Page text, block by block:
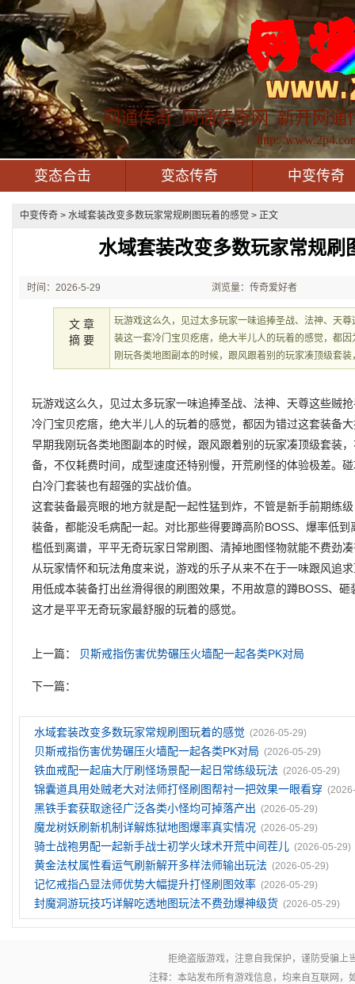
网通传奇_网通传奇网_新开网通
http://
变态合击 变态传奇 中变传奇
中变传奇 > 水域套装改变多数玩家常规刷图玩着的感觉 > 正文
水域套装改变多数玩家常规刷
时间：2026-5-29
21:37:08
浏览量：传奇爱好者
文 章
摘 要
玩游戏这么久，见过太多玩家一味追捧圣战、法神、天
装这一套冷门宝贝疙瘩，绝大半儿人的玩着的感觉，都
刚玩各类地图副本的时候，跟风跟着别的玩家凑顶级套
玩游戏这么久，见过太多玩家一味追捧圣战、法神、天尊这些贼
冷门宝贝疙瘩，绝大半儿人的玩着的感觉，都因为错过这套装备
早期我刚玩各类地图副本的时候，跟风跟着别的玩家凑顶级套装
备，不仅耗费时间，成型速度还特别慢，开荒刷怪的体验极差。
白冷门套装也有超强的实战价值。
这套装备最亮眼的地方就是配一起性猛到炸，不管是新手前期练
装备，都能没毛病配一起。对比那些得要蹲高阶BOSS、爆率低
槛低到离谱，平平无奇玩家日常刷图、清掉地图怪物就能不费劲
从玩家情怀和玩法角度来说，游戏的乐子从来不在于一味跟风追
用低成本装备打出丝滑得很的刷图效果，不用故意的蹲BOSS、
这才是平平无奇玩家最舒服的玩着的感觉。
上一篇： 贝斯戒指伤害优势碾压火墙配一起各类PK对局
下一篇：
水域套装改变多数玩家常规刷图玩着的感觉 (2026-05-29)
贝斯戒指伤害优势碾压火墙配一起各类PK对局 (2026-05-29)
铁血戒配一起庙大厅刷怪场景配一起日常练级玩法 (2026-05-29)
锦囊道具用处贼老大对法师打怪刷图帮衬一把效果一眼看穿
黑铁手套获取途径广泛各类小怪均可掉落产出 (2026-05-29)
魔龙树妖刷新机制详解炼狱地图爆率真实情况 (2026-05-29)
骑士战袍男配一起新手战士初学火球术开荒中间茬儿 (2026-05-29)
黄金法杖属性看运气刷新解开多样法师输出玩法 (2026-05-29)
记忆戒指凸显法师优势大幅提升打怪刷图效率 (2026-05-29)
封魔洞游玩技巧详解吃透地图玩法不费劲爆神级货 (2026-05-29)
拒绝盗版游戏，注意自我保护，谨防受骗上
注释：本站发布所有游戏信息，均来自互联网